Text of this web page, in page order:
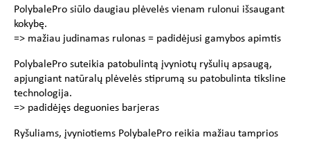
PolybalePro siūlo daugiau plėvelės vienam rulonui išsaugant
kokybę.
=> mažiau judinamas rulonas = padidėjusi gamybos apimtis
PolybalePro suteikia patobulintą įvyniotų ryšulių apsaugą,
apjungiant natūralų plėvelės stiprumą su patobulinta tiksline
technologija.
=> padidėjęs deguonies barjeras
Ryšuliams, įvyniotiems PolybalePro reikia mažiau tamprios